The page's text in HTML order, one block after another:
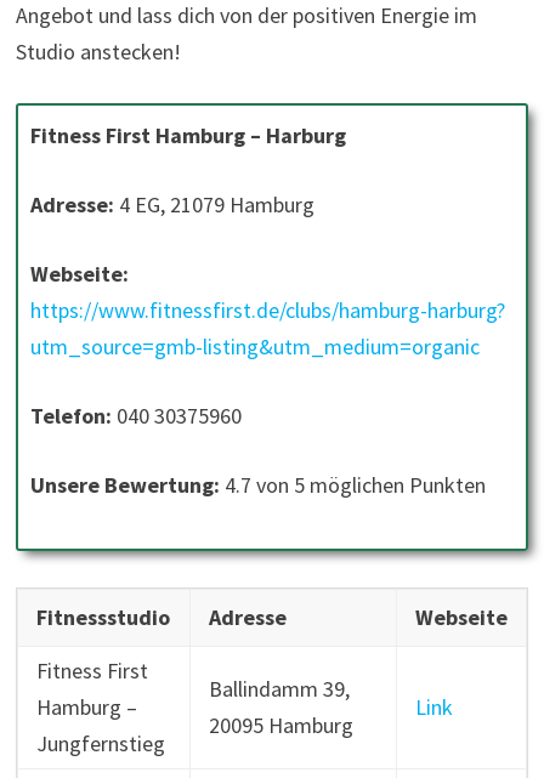
Angebot und lass dich von der positiven Energie im
Studio anstecken!
Fitness First Hamburg – Harburg
Adresse: 4 EG, 21079 Hamburg
Webseite:
https://www.fitnessfirst.de/clubs/hamburg-harburg?
utm_source=gmb-listing&utm_medium=organic
Telefon: 040 30375960
Unsere Bewertung: 4.7 von 5 möglichen Punkten
Fitnessstudio Adresse
Webseite
Fitness First
Hamburg –
Jungfernstieg
Ballindamm 39,
20095 Hamburg
Link